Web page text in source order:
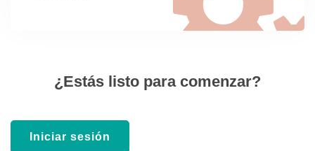
¿Estás listo para comenzar?
Iniciar sesión